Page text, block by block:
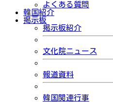
よくある質問
韓国紹介
掲示板
掲示板紹介
文化院ニュース
報道資料
韓国関連行事